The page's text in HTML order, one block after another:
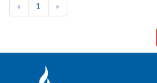
« 1 »